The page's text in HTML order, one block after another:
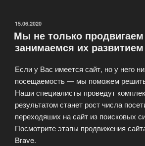
среднего
бизнеса
Интернете»
ОПУБЛИКОВАНО
15.06.2020
Мы не только
занимаемся их развитием
Если у Вас имеется сайт, но у него
посещаемость — мы поможем
Наши специалисты проведут
результатом станет рост числа
переходяших на сайт из поисковых
Посмотрите этапы продвижения
Brave.